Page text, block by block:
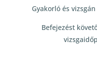
Gyakorló és
Befejezést